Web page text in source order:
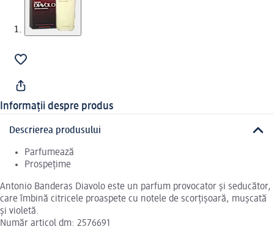
Informații despre produs
Descrierea produsului
Parfumează
Prospețime
Antonio Banderas Diavolo este un parfum provocator și seducător,
care îmbină citricele proaspete cu notele de scorțișoară, mușcată
și violetă.
Număr articol dm: 2576691